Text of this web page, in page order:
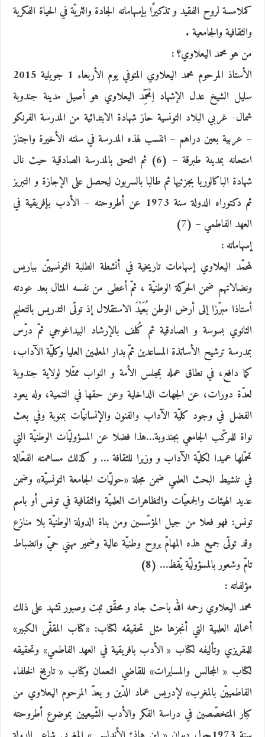
كملامسة لروح الفقيد و تذكيرًا بإسهاماته الجادة والثريّة في الحياة الفكرية
والثقافية والجامعية .
من هو محمد اليعلاوي؟ :
الأستاذ المرحوم محمد اليعلاوي المتوفي يوم الأربعاء 1 جويلية 2015
سليل الشيخ عدل الإشهاد اِمْحَمِّد اليعلاوي هو أصيل مدينة جندوبة
شمال- غربي البلاد التونسية حاز شهادة الابتدائية من المدرسة الفرنكو
– عربية بعين دراهم – انتسب لهذه المدرسة في سنته الأخيرة واجتاز
امتحانه بمدينة طبرقة – (6) ثم التحق بالمدرسة الصادقية حيث نال
شهادة الباكالوريا بجزئيها ثم طالبا بالسربون ليحصل على الإجازة و التبريز
ثم دكتوراه الدولة سنة 1973 عن أطروحته – الأدب بإفريقية في
العهد الفاطمي – (7)
إسهاماته :
لمحمّد اليعلاوي إسهامات تاريخية في أنشطة الطلبة التونسييّن بباريس
ونضالاتهم ضمن الحركة الوطنيّة ، ثمّ أعطى من نفسه المثال بعد عودته
أستاذا مبرّزا إلى أرض الوطن بُعَيْدَ الاستقلال إذ تولّى التدريس بالتعليم
الثانوي بسوسة و الصادقية ثم كُلف بالإرشاد البيداغوجي ثمّ درّس
بمدرسة ترشيح الأساتذة المساعدين ثمّ بدار المعلمين العليا وكليّة الآداب،
كما دافع، في نطاق عمله بمجلس الأمة و النواب ممثّلا لولاية جندوبة
لعدّة دورات، عن الجهات الداخلية وعن حقها في التنمية، وله يعود
الفضل في وجود كليّة الآداب والفنون والإنسانيّات بمنوبة وفي بعث
نواة للمركّب الجامعي بجندوبة…هذا فضلا عن المسؤوليّات الوطنيّة التي
تحمّلها عميدا لكليّة الآداب و وزيرا للثقافة … و كذلك مساهمته الفعّالة
في تنشيط البحث العلمي ضمن مجلة «حوليّات الجامعة التونسيّة» وضمن
عديد الهيئات والجمعيّات والتظاهرات العلميّة والثقافية في تونس أو باسم
تونس: فهو فعلا من جيل المؤسّسين ومن بناة الدولة الوطنيّة بلا منازع
وقد تولّى جميع هذه المهامّ بروح وطنيّة عالية وضمير مهني حيّ وانضباط
تامّ وشعور بالمسؤوليّة يّقظ… (8)
مؤلفاته :
محمد اليعلاوي رحمه الله باحث جاد و محقّق ثبت وصبور تشهد على ذلك
أعماله العلمية التي أنجزها مثل تحقيقه لكتاب: «كتاب المقفّى الكبير»
للمقريزي وتأليفه لكتاب « الأدب بافريقية في العهد الفاطمي» وتحقيقه
لكتاب « المجالس والمسايرات» للقاضي النعمان وكتاب « تاريخ الخلفاء
الفاطمييّن بالمغرب» لإدريس عماد الدّين و يعدّ المرحوم اليعلاوي من
كبار المتخصّصين في دراسة الفكر والأدب الشّيعيين بموضوع أطروحته